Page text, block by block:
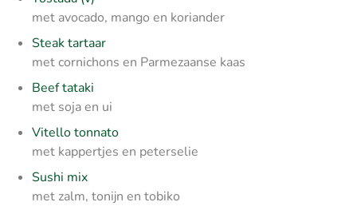
met avocado, mango en koriander
Steak tartaar
met cornichons en Parmezaanse kaas
Beef tataki
met soja en ui
Vitello tonnato
met kappertjes en peterselie
Sushi mix
met zalm, tonijn en tobiko